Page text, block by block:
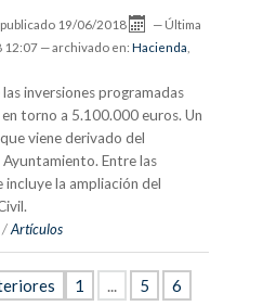
publicado 19/06/2018 — Última
12:07 — archivado en: Hacienda
inversiones programadas
torno a 5.100.000 euros. Un
viene derivado del
Entre las
incluye la ampliación del
/Artículos
1 ... 5
6